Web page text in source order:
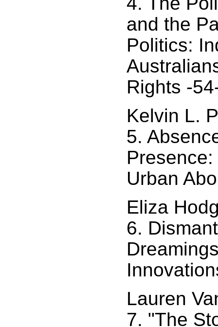
and the
Politics:
Rights -
Kelvin L.
5.
Urban
Eliza
6.
Lauren
7. "The